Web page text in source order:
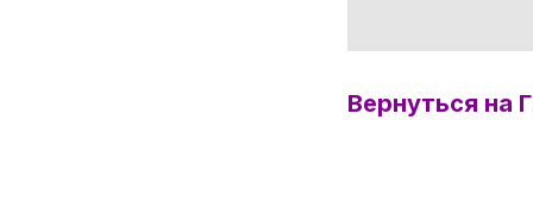
Вернуться на